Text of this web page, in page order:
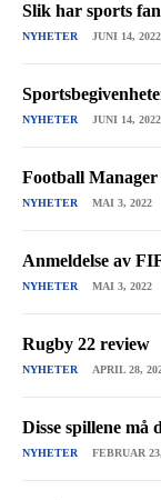
Slik har sports
NYHETER JUNI 14, 2022
NYHETER JUNI 14, 2022
Football Manager
NYHETER MAI 3, 2022
Anmeldelse av
NYHETER MAI 3, 2022
Rugby 22 review
NYHETER APRIL 28,
Disse spillene må
NYHETER FEBRUAR